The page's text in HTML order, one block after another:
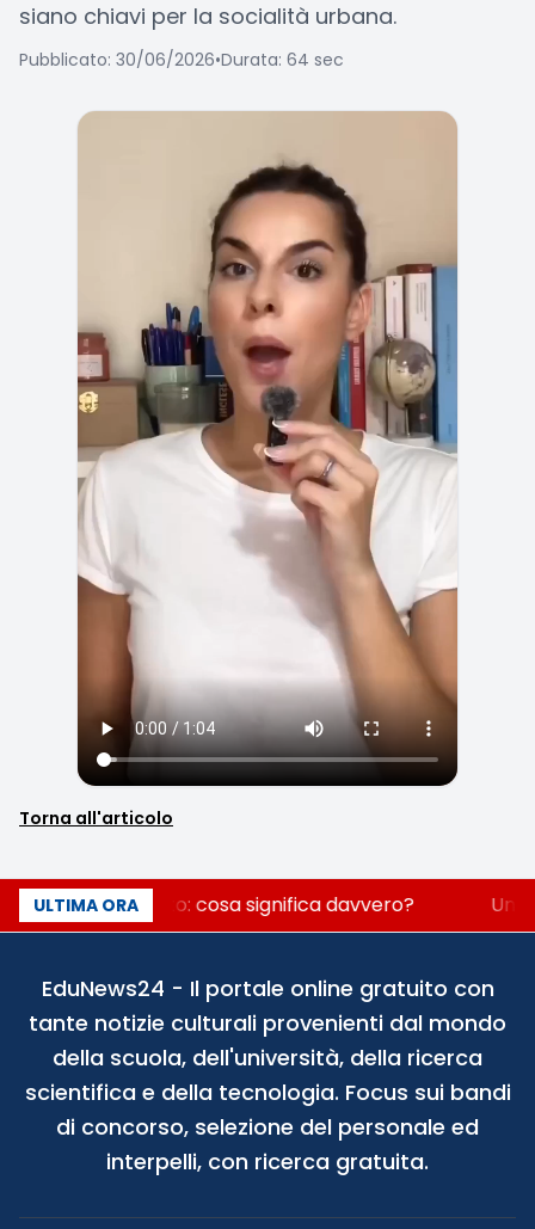
siano chiavi per la socialità urbana.
Pubblicato: 30/06/2026•Durata: 64 sec
Torna all'articolo
ULTIMA ORA
Fondo perduto: cosa significa davvero? Un
EduNews24 - Il portale online gratuito con
tante notizie culturali provenienti dal mondo
della scuola, dell'università, della ricerca
scientifica e della tecnologia. Focus sui bandi
di concorso, selezione del personale ed
interpelli, con ricerca gratuita.